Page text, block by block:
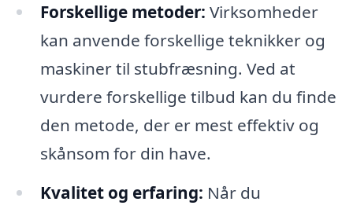
Forskellige metoder: Virksomheder
kan anvende forskellige teknikker og
maskiner til stubfræsning. Ved at
vurdere forskellige tilbud kan du finde
den metode, der er mest effektiv og
skånsom for din have.
Kvalitet og erfaring: Når du